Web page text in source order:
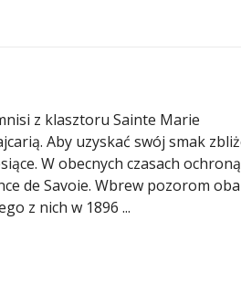
z klasztoru Sainte Marie
Aby uzyskać swój smak
W obecnych czasach ochroną
de Savoie. Wbrew pozorom
z nich w 1896 ...